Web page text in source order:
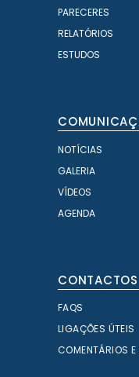
PARECERES
RELATÓRIOS
ESTUDOS
NOTÍCIAS
GALERIA
VÍDEOS
AGENDA
CONTACTOS
FAQS
LIGAÇÕES ÚTEIS
COMENTÁRIOS E